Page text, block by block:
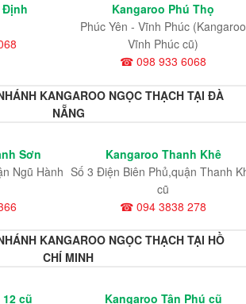
Định
Kangaroo Phú Thọ
Phúc Yên - Vĩnh Phúc (Kangaroo
Vĩnh Phúc cũ)
☎ 098 933 6068
KANGAROO NGỌC THẠCH TẠI ĐÀ
NẴNG
Sơn
Ngũ Hành
Kangaroo Thanh Khê
Số 3 Điện Biên Phủ,quận Thanh
cũ
☎ 094 3838 278
KANGAROO NGỌC THẠCH TẠI HỒ
CHÍ MINH
cũ
Kangaroo Tân Phú cũ